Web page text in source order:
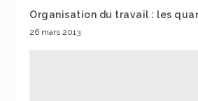
Organisation du travail : les
26 mars 2013